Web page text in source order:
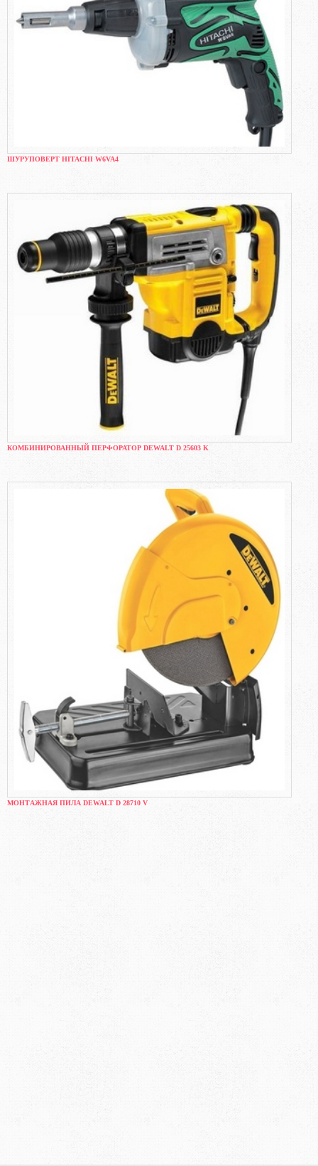
ШУРУПОВЕРТ HITACHI W6VA4
КОМБИНИРОВАННЫЙ ПЕРФОРАТОР DEWALT D 25603 K
МОНТАЖНАЯ ПИЛА DEWALT D 28710 V